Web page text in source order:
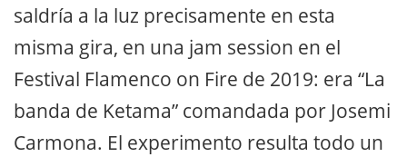
saldría a la luz precisamente en esta
misma gira, en una jam session en el
Festival Flamenco on Fire de 2019: era “La
banda de Ketama” comandada por Josemi
Carmona. El experimento resulta todo un